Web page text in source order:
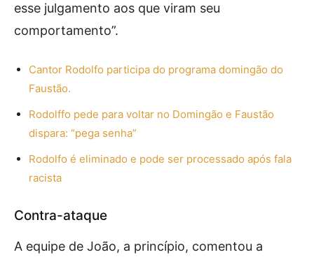
esse julgamento aos que viram seu
comportamento”.
Cantor Rodolfo participa do programa domingão do
Faustão.
Rodolffo pede para voltar no Domingão e Faustão
dispara: “pega senha”
Rodolfo é eliminado e pode ser processado após fala
racista
Contra-ataque
A equipe de João, a princípio, comentou a